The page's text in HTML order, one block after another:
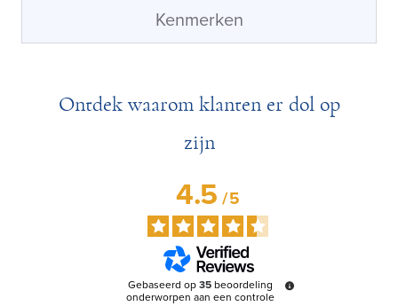
Kenmerken
Ontdek waarom klanten er dol op
zijn
4.5/5
Gebaseerd op35beoordeling
onderworpen aan een controle